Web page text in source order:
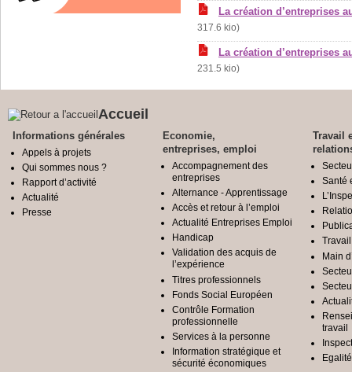
La création d’entreprises
317.6 kio)
La création d’entreprises
231.5 kio)
Accueil
Informations générales
Appels à projets
Qui sommes nous ?
Rapport d’activité
Actualité
Presse
Economie,
entreprises, emploi
Accompagnement des
entreprises
Alternance - Apprentissage
Accès et retour à l’emploi
Actualité Entreprises Emploi
Handicap
Validation des acquis de
l’expérience
Titres professionnels
Fonds Social Européen
Contrôle Formation
professionnelle
Services à la personne
Information stratégique et
sécurité économiques
Travail
Santé
Main
travail